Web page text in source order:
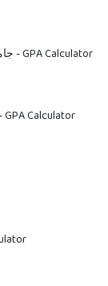
-GPA Calculator
GPA Calculator